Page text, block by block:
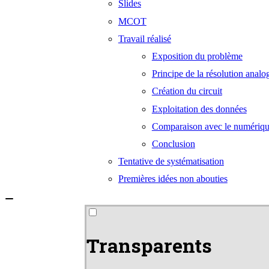
Slides
MCOT
Travail réalisé
Exposition du problème
Principe de la résolution
Création du circuit
Exploitation des données
Comparaison avec le
Conclusion
Tentative de systématisation
Premières idées non abouties
Transparents